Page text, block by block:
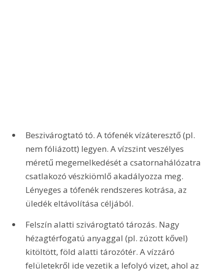
Beszivárogtató tó. A tófenék vízáteresztő (pl.
nem fóliázott) legyen. A vízszint veszélyes
méretű megemelkedését a csatornahálózatra
csatlakozó vészkiömlő akadályozza meg.
Lényeges a tófenék rendszeres kotrása, az
üledék eltávolítása céljából.
Felszín alatti szivárogtató tározás. Nagy
hézagtérfogatú anyaggal (pl. zúzott kővel)
kitöltött, föld alatti tározótér. A vízzáró
felületekről ide vezetik a lefolyó vizet, ahol az